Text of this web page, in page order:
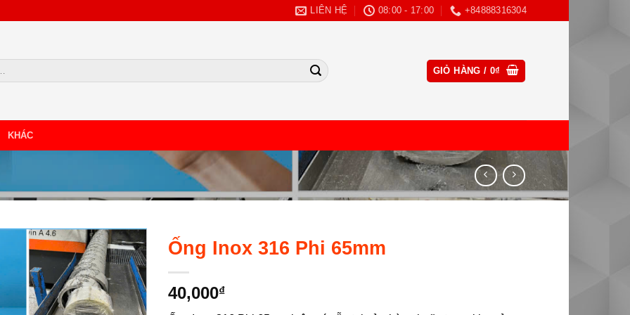
LIÊN HỆ 08:00 - 17:00 +84888316304
GIỎ HÀNG / 0₫
KHÁC
Ống Inox 316 Phi 65mm
40,000₫
THIS
TẢI BẢNG GIÁ
NHẬP SỐ SĐT/ZALO